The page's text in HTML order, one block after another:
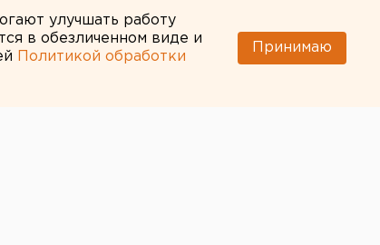
улучшать работу
в обезличенном виде и
Политикой обработки
Принимаю